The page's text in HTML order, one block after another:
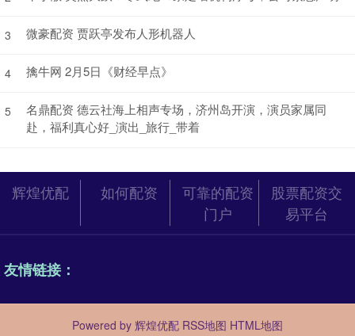
3 微豪配资 贾跃亭发布人形机器人
4 擒牛网 2月5日《财经早点》
5
名鼎配资 德云社海上相声专场，济州岛开演，演员家属同
赴，福利真心好_演出_旅行_带着
辉煌优配 如何配资
可靠的配资
门户
股票配资交
易平台
友情链接：
Powered by 辉煌优配 RSS地图 HTML地图